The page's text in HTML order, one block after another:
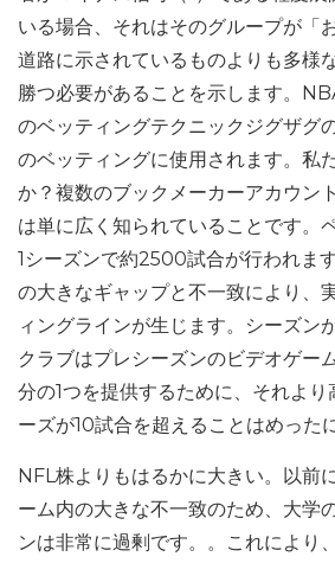
いる場合、それはそのグループが「
道路に示されているものよりも多様
勝つ必要があることを示します。
のベッティングテクニックジグザグ
のベッティングに使用されます。私
か？複数のブックメーカーアカウン
は単に広く知られていることです。
1シーズンで約2500試合が行われま
の大きなギャップと不一致により、
ィングラインが生じます。シーズン
クラブはプレシーズンのビデオゲー
分の1つを提供するために、それより
ーズが10試合を超えることはめった
NFL株よりもはるかに大きい。以前
ーム内の大きな不一致のため、大学
ンは非常に過剰です。。これにより